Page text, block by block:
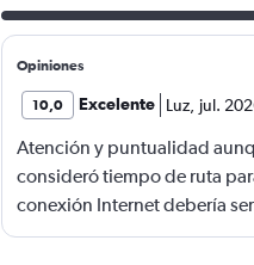
Opiniones
10,0 Excelente Luz jul.
Atención y puntualidad
consideró tiempo de ruta
conexión Internet debería